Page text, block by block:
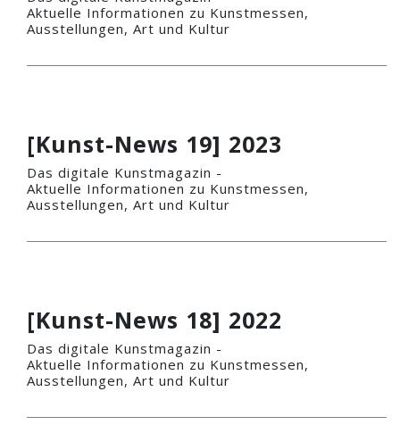
Aktuelle Informationen zu Kunstmessen,
Ausstellungen, Art und Kultur
[Kunst-News 19] 2023
Das digitale Kunstmagazin -
Aktuelle Informationen zu Kunstmessen,
Ausstellungen, Art und Kultur
[Kunst-News 18] 2022
Das digitale Kunstmagazin -
Aktuelle Informationen zu Kunstmessen,
Ausstellungen, Art und Kultur